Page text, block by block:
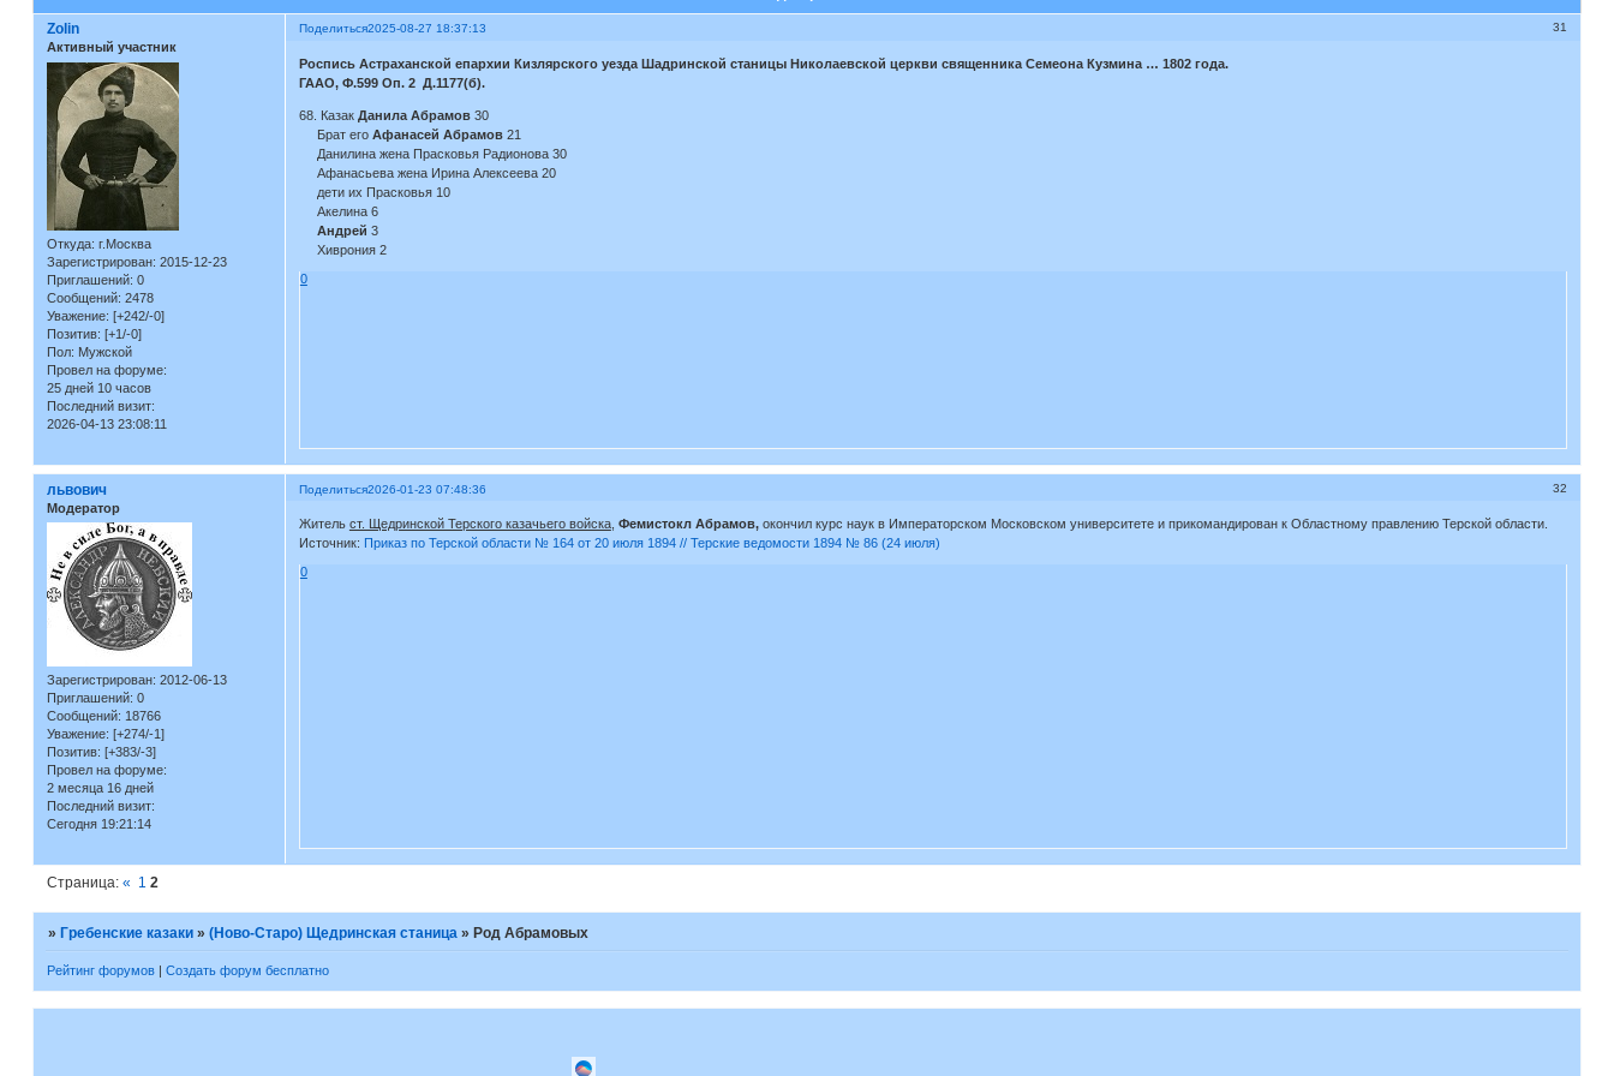
Поделиться 31
2025-08-27 18:37:13
Zolin
Активный участник
Откуда: г.Москва
Зарегистрирован: 2015-12-23
Приглашений: 0
Сообщений: 2478
Уважение: [+242/-0]
Позитив: [+1/-0]
Пол: Мужской
Провел на форуме:
25 дней 10 часов
Последний визит:
2026-04-13 23:08:11
Роспись Астраханской епархии Кизлярского уезда Шадринской станицы Николаевской церкви священника Семеона Кузмина … 1802 года.
ГААО, Ф.599 Оп. 2 Д.1177(б).
68. Казак Данила Абрамов30
Брат его Афанасей Абрамов21
Данилина жена Прасковья Радионова 30
Афанасьева жена Ирина Алексеева 20
дети их Прасковья 10
Акелина 6
Андрей 3
Хиврония 2
0
Поделиться 32
2026-01-23 07:48:36
львович
Модератор
Зарегистрирован: 2012-06-13
Приглашений: 0
Сообщений: 18766
Уважение: [+274/-1]
Позитив: [+383/-3]
Провел на форуме:
2 месяца 16 дней
Последний визит:
Сегодня 19:21:14
Житель ст. Щедринской Терского казачьего войска, Фемистокл Абрамов,окончил курс наук в Императорском Московском университете и прикомандирован к Областному правлению Терской области.
Источник: Приказ по Терской области № 164 от 20 июля 1894 // Терские ведомости 1894 № 86 (24 июля)
0
Страница: « 1 2
» Гребенские казаки » (Ново-Старо) Щедринская станица » Род Абрамовых
Рейтинг форумов| Создать форум бесплатно